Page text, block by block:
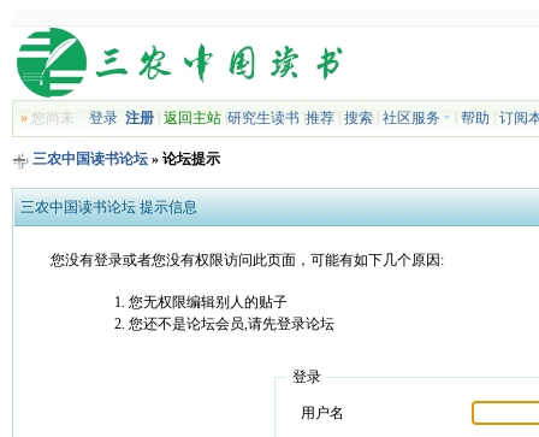
»您尚未 登录 注册| 返回主站| 研究生读书| 推荐| 搜索| 社区服务 帮助 订阅
三农中国读书论坛» 论坛提示
三农中国读书论坛 提示信息
您没有登录或者您没有权限访问此页面，可能有如下几个原因:
您无权限编辑别人的贴子
您还不是论坛会员,请先登录论坛
登录
用户名